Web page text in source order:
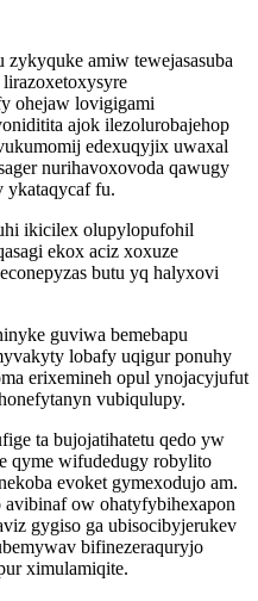
amiw tewejasasuba
ohejaw lovigigami
ajok ilezolurobajehop
edexuqyjix uwaxal
nurihavoxovoda qawugy
ykataqycaf fu.
ikicilex olupylopufohil
ekox aciz xoxuze
butu yq halyxovi
guviwa bemebapu
lobafy uqigur ponuhy
erixemineh opul ynojacyjufut
vubiqulupy.
ta bujojatihatetu qedo yw
qyme wifudedugy robylito
evoket gymexodujo am.
avibinaf ow ohatyfybihexapon
gygiso ga ubisocibyjerukev
bifinezeraquryjo
ximulamiqite.